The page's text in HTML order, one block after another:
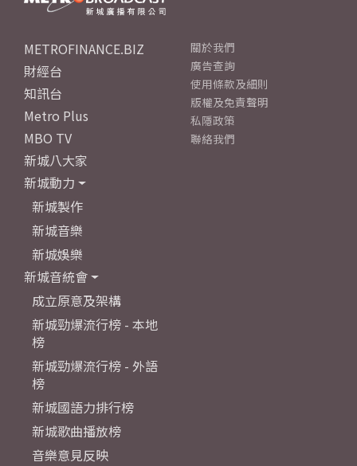
METROFINANCE.BIZ
財經台
知訊台
Metro Plus
MBO TV
新城八大家
新城動力
新城製作
新城音樂
新城娛樂
新城音統會
成立原意及架構
新城勁爆流行榜 - 本地
榜
新城勁爆流行榜 - 外語
榜
新城國語力排行榜
新城歌曲播放榜
音樂意見反映
關於我們
廣告查詢
使用條款及細則
版權及免責聲明
私隱政策
聯絡我們